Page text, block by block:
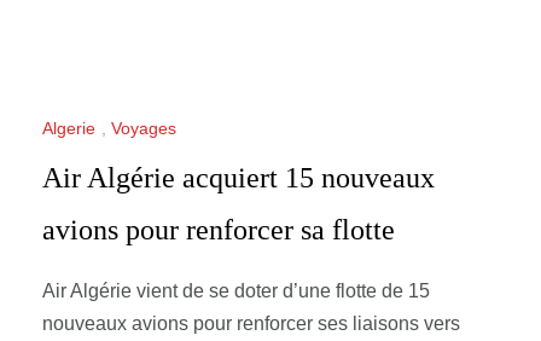
Algerie Voyages
Air Algérie acquiert 15 nouveaux
avions pour renforcer sa flotte
Air Algérie vient de se doter d’une flotte de 15
nouveaux avions pour renforcer ses liaisons vers